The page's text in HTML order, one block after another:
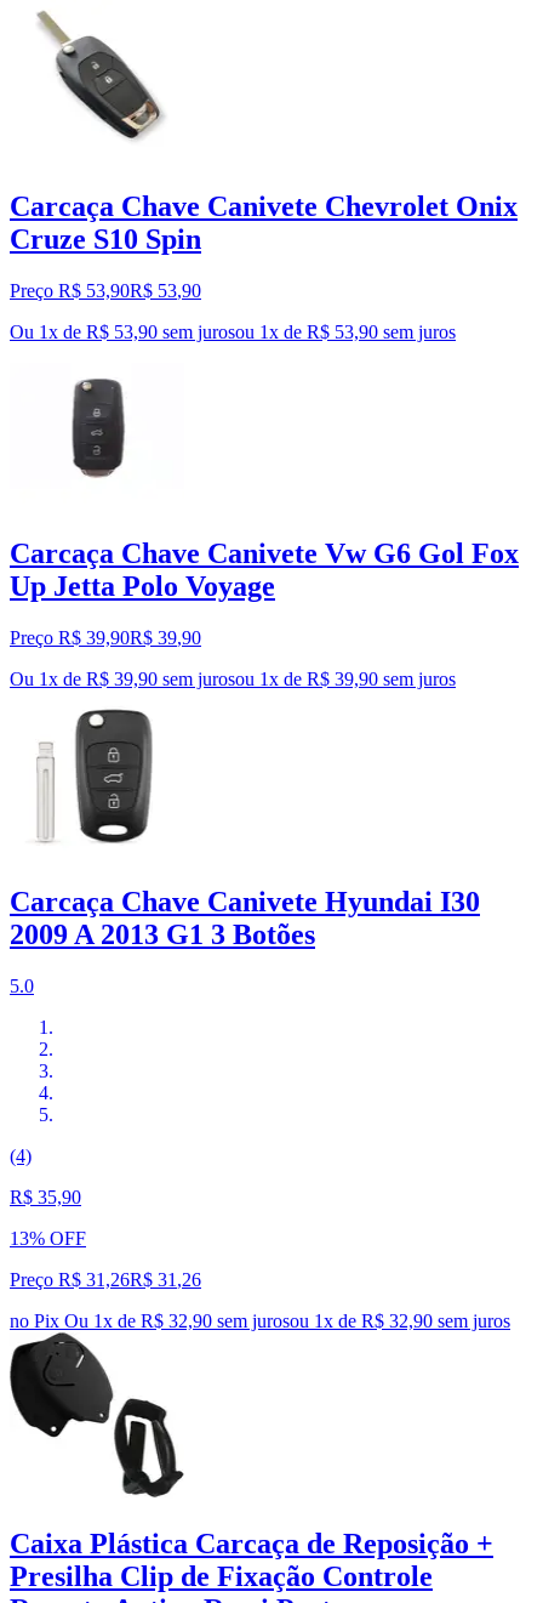
Carcaça Chave Canivete Chevrolet Onix
Cruze S10 Spin
Preço R$ 53,90R$ 53,90
Ou 1x de R$ 53,90 sem jurosou 1x de R$ 53,90 sem juros
Carcaça Chave Canivete Vw G6 Gol Fox
Up Jetta Polo Voyage
Preço R$ 39,90R$ 39,90
Ou 1x de R$ 39,90 sem jurosou 1x de R$ 39,90 sem juros
Carcaça Chave Canivete Hyundai I30
2009 A 2013 G1 3 Botões
5.0
(4)
R$ 35,90
13% OFF
Preço R$ 31,26R$ 31 ,26
no Pix Ou 1x de R$ 32,90 sem jurosou 1x de R$ 32,90 sem juros
Caixa Plástica Carcaça de Reposição +
Presilha Clip de Fixação Controle